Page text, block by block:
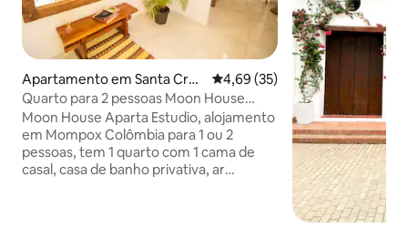
Apartamento em Santa Cruz
de Mompox
Classificação média de 4,69
4,69 (35)
Quarto para 2 pessoas Moon House
Apartamento
Moon House Aparta Estudio, alojamento
em Mompox Colômbia para 1 ou 2
pessoas, tem 1 quarto com 1 cama de
casal, casa de banho privativa, ar